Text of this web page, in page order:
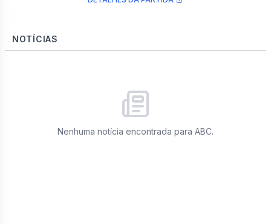
NOTÍCIAS
Nenhuma notícia encontrada para ABC.